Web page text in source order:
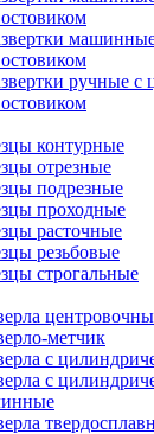
ручные с
контурные
отрезные
подрезные
проходные
расточные
резьбовые
строгальные
метчик
с
с